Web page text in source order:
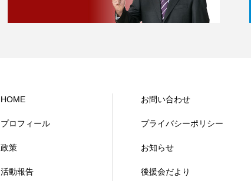
HOME
プロフィール
政策
活動報告
お問い合わせ
プライバシーポリシー
お知らせ
後援会だより